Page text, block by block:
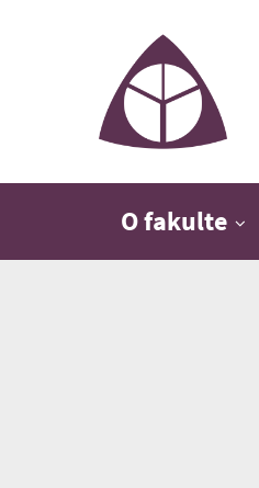
O fakulte